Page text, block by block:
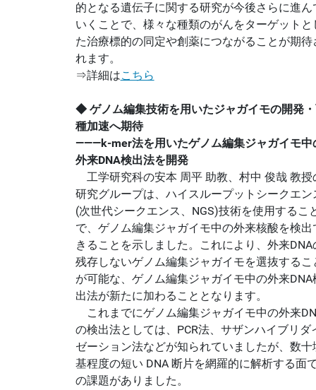
的となる遺伝子に関する研究が今後さらに進ん
いくことで、様々な種類のがんをターゲットと
た治療標的の同定や創薬につながることが期待
れます。
⇒詳細はこちら
◆ ゲノム編集技術を用いたジャガイモの開発
種加速へ期待
―――k-mer法を用いたゲノム編集ジャガイモ中
外来DNA検出法を開発
工学研究科の安本 周平 助教、村中 俊哉 教授
研究グループは、ハイスループットシークエン
(次世代シークエンス、NGS)技術を使用するこ
で、ゲノム編集ジャガイモ中の外来核酸を検出
きることを示しました。これにより、外来DNA
残存しないゲノム編集ジャガイモを選抜するこ
が可能な、ゲノム編集ジャガイモ中の外来DNA
出法が新たに加わることとなります。
これまでにゲノム編集ジャガイモ中の外来
の検出法としては、PCR法、サザンハイブリダ
ゼーション法などが知られていましたが、数十
基程度の短い DNA 断片を網羅的に解析する面
の課題がありました。